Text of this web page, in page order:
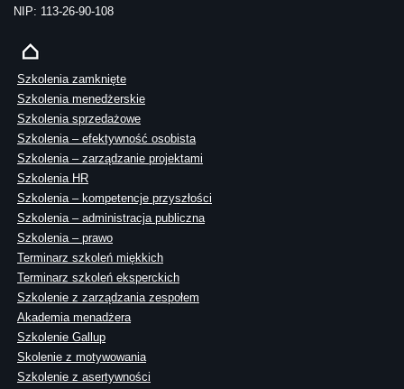
NIP: 113-26-90-108
Szkolenia zamknięte
Szkolenia menedżerskie
Szkolenia sprzedażowe
Szkolenia – efektywność osobista
Szkolenia – zarządzanie projektami
Szkolenia HR
Szkolenia – kompetencje przyszłości
Szkolenia – administracja publiczna
Szkolenia – prawo
Terminarz szkoleń miękkich
Terminarz szkoleń eksperckich
Szkolenie z zarządzania zespołem
Akademia menadżera
Szkolenie Gallup
Skolenie z motywowania
Szkolenie z asertywności